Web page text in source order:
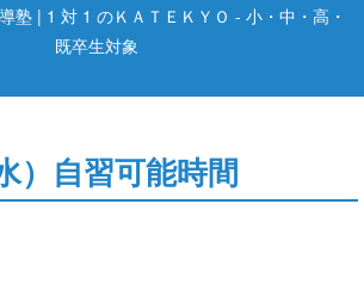
塾 | 1 対 1 のＫＡＴＥＫＹＯ - 小・中・高・
既卒生対象
）自習可能時間